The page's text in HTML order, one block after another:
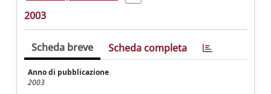
2003
Scheda breve Scheda completa
Anno di pubblicazione
2003